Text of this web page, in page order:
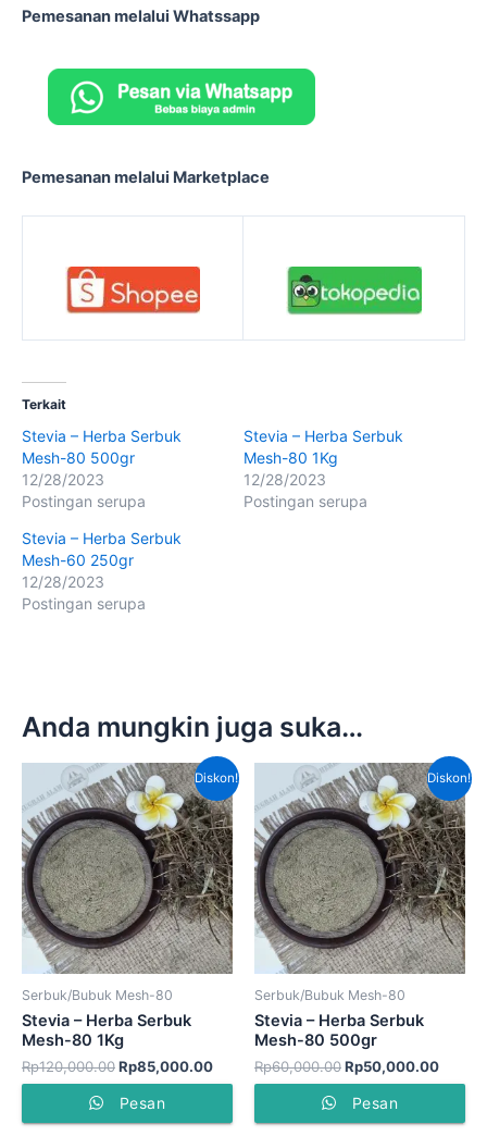
Pemesanan melalui Whatssapp
Pemesanan melalui Marketplace
Terkait
Stevia – Herba Serbuk
Mesh-80 500gr
12/28/2023
Postingan serupa
Stevia – Herba Serbuk
Mesh-80 1Kg
12/28/2023
Postingan serupa
Stevia – Herba Serbuk
Mesh-60 250gr
12/28/2023
Postingan serupa
Anda mungkin juga suka…
Diskon!
Serbuk/Bubuk Mesh-80
Stevia – Herba Serbuk
Mesh-80 1Kg
Rp120,000.00
Harga
aslinya
adalah:
Rp120,000.00.
Rp85,000.00
Harga
saat
ini
adalah:
Rp85,000.00.
Pesan
Diskon!
Serbuk/Bubuk Mesh-80
Stevia – Herba Serbuk
Mesh-80 500gr
Rp60,000.00
Harga
aslinya
adalah:
Rp60,000.00.
Rp50,000.00
Harga
saat
ini
Pesan